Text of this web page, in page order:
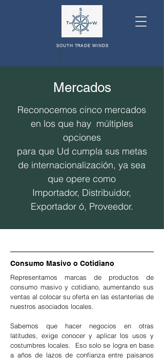
SOUTH TRADE WINDS
Mercados
Reconocemos cinco mercados
en los que hay múltiples
opciones
para que Ud cumpla sus metas
de internacionalización, ya sea
que opere como
Importador, Distribuidor,
Exportador ó, Proveedor.
Consumo Masivo o Cotidiano
Representamos marcas de productos de
consumo masivo y cotidiano, aumentando sus
ventas al colocar su oferta en las estanterías de
nuestros asociados locales.
Sabemos que hacer negocios en otras
latitudes, exige conocer y aplicar los usos y
costumbres locales. Eso solo se logra en base
a años de lazos de confianza entre paisanos